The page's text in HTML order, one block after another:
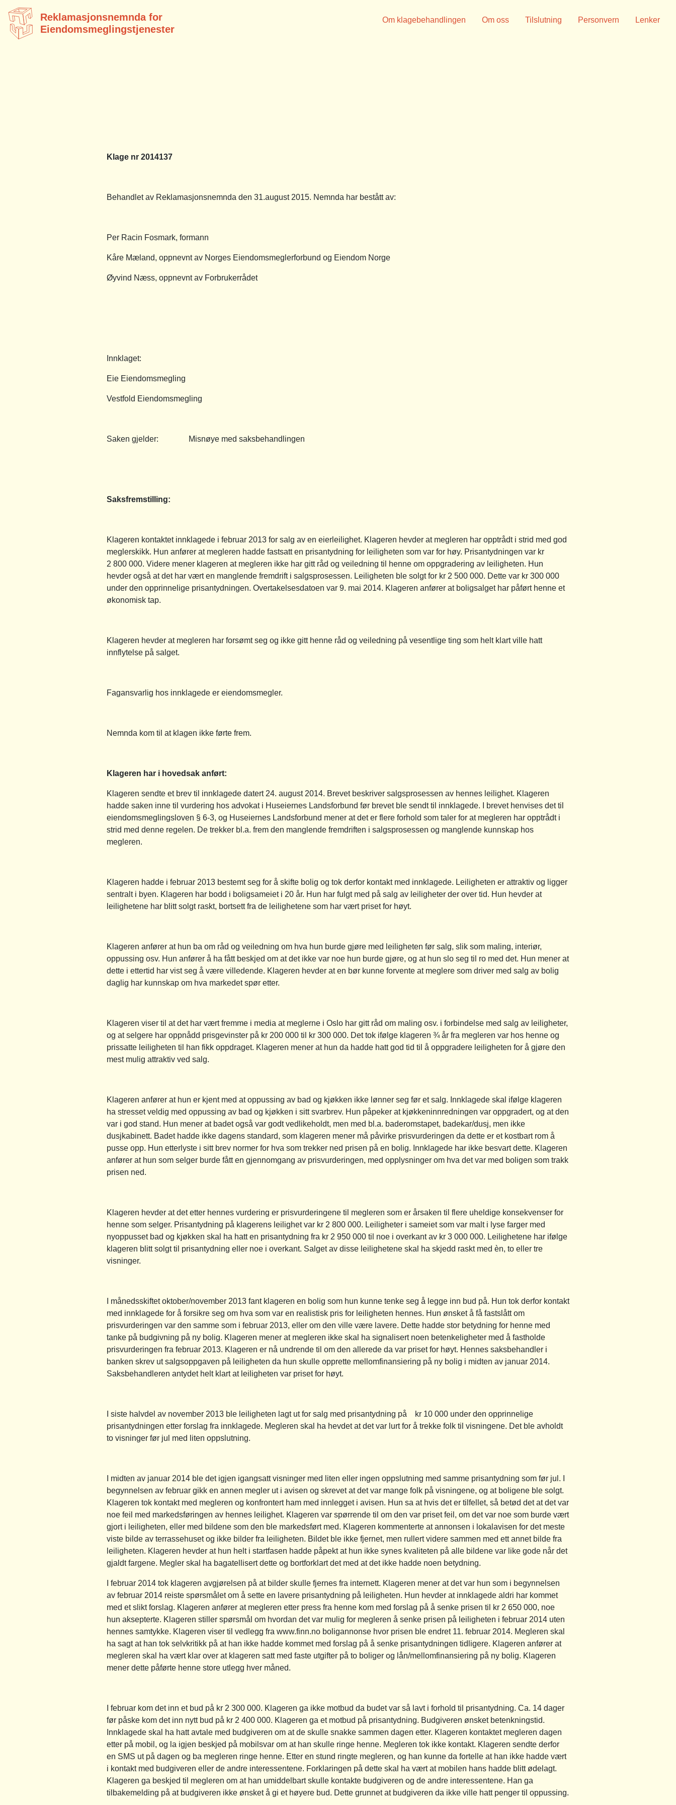
Reklamasjonsnemnda for
Eiendomsmeglingstjenester
Om klagebehandlingen Om oss Tilslutning Personvern Lenker
Klage nr 2014137
Behandlet av Reklamasjonsnemnda den 31.august 2015. Nemnda har bestått av:
Per Racin Fosmark, formann
Kåre Mæland, oppnevnt av Norges Eiendomsmeglerforbund og Eiendom Norge
Øyvind Næss, oppnevnt av Forbrukerrådet
Innklaget:
Eie Eiendomsmegling
Vestfold Eiendomsmegling
Saken gjelder: Misnøye med saksbehandlingen
Saksfremstilling:
Klageren kontaktet innklagede i februar 2013 for salg av en eierleilighet. Klageren hevder at megleren har opptrådt i strid med god
meglerskikk. Hun anfører at megleren hadde fastsatt en prisantydning for leiligheten som var for høy. Prisantydningen var kr
2 800 000. Videre mener klageren at megleren ikke har gitt råd og veiledning til henne om oppgradering av leiligheten. Hun
hevder også at det har vært en manglende fremdrift i salgsprosessen. Leiligheten ble solgt for kr 2 500 000. Dette var kr 300 000
under den opprinnelige prisantydningen. Overtakelsesdatoen var 9. mai 2014. Klageren anfører at boligsalget har påført henne et
økonomisk tap.
Klageren hevder at megleren har forsømt seg og ikke gitt henne råd og veiledning på vesentlige ting som helt klart ville hatt
innflytelse på salget.
Fagansvarlig hos innklagede er eiendomsmegler.
Nemnda kom til at klagen ikke førte frem.
Klageren har i hovedsak anført:
Klageren sendte et brev til innklagede datert 24. august 2014. Brevet beskriver salgsprosessen av hennes leilighet. Klageren
hadde saken inne til vurdering hos advokat i Huseiernes Landsforbund før brevet ble sendt til innklagede. I brevet henvises det til
eiendomsmeglingsloven § 6-3, og Huseiernes Landsforbund mener at det er flere forhold som taler for at megleren har opptrådt i
strid med denne regelen. De trekker bl.a. frem den manglende fremdriften i salgsprosessen og manglende kunnskap hos
megleren.
Klageren hadde i februar 2013 bestemt seg for å skifte bolig og tok derfor kontakt med innklagede. Leiligheten er attraktiv og ligger
sentralt i byen. Klageren har bodd i boligsameiet i 20 år. Hun har fulgt med på salg av leiligheter der over tid. Hun hevder at
leilighetene har blitt solgt raskt, bortsett fra de leilighetene som har vært priset for høyt.
Klageren anfører at hun ba om råd og veiledning om hva hun burde gjøre med leiligheten før salg, slik som maling, interiør,
oppussing osv. Hun anfører å ha fått beskjed om at det ikke var noe hun burde gjøre, og at hun slo seg til ro med det. Hun mener at
dette i ettertid har vist seg å være villedende. Klageren hevder at en bør kunne forvente at meglere som driver med salg av bolig
daglig har kunnskap om hva markedet spør etter.
Klageren viser til at det har vært fremme i media at meglerne i Oslo har gitt råd om maling osv. i forbindelse med salg av leiligheter,
og at selgere har oppnådd prisgevinster på kr 200 000 til kr 300 000. Det tok ifølge klageren ¾ år fra megleren var hos henne og
prissatte leiligheten til han fikk oppdraget. Klageren mener at hun da hadde hatt god tid til å oppgradere leiligheten for å gjøre den
mest mulig attraktiv ved salg.
Klageren anfører at hun er kjent med at oppussing av bad og kjøkken ikke lønner seg før et salg. Innklagede skal ifølge klageren
ha stresset veldig med oppussing av bad og kjøkken i sitt svarbrev. Hun påpeker at kjøkkeninnredningen var oppgradert, og at den
var i god stand. Hun mener at badet også var godt vedlikeholdt, men med bl.a. baderomstapet, badekar/dusj, men ikke
dusjkabinett. Badet hadde ikke dagens standard, som klageren mener må påvirke prisvurderingen da dette er et kostbart rom å
pusse opp. Hun etterlyste i sitt brev normer for hva som trekker ned prisen på en bolig. Innklagede har ikke besvart dette. Klageren
anfører at hun som selger burde fått en gjennomgang av prisvurderingen, med opplysninger om hva det var med boligen som trakk
prisen ned.
Klageren hevder at det etter hennes vurdering er prisvurderingene til megleren som er årsaken til flere uheldige konsekvenser for
henne som selger. Prisantydning på klagerens leilighet var kr 2 800 000. Leiligheter i sameiet som var malt i lyse farger med
nyoppusset bad og kjøkken skal ha hatt en prisantydning fra kr 2 950 000 til noe i overkant av kr 3 000 000. Leilighetene har ifølge
klageren blitt solgt til prisantydning eller noe i overkant. Salget av disse leilighetene skal ha skjedd raskt med èn, to eller tre
visninger.
I månedsskiftet oktober/november 2013 fant klageren en bolig som hun kunne tenke seg å legge inn bud på. Hun tok derfor kontakt
med innklagede for å forsikre seg om hva som var en realistisk pris for leiligheten hennes. Hun ønsket å få fastslått om
prisvurderingen var den samme som i februar 2013, eller om den ville være lavere. Dette hadde stor betydning for henne med
tanke på budgivning på ny bolig. Klageren mener at megleren ikke skal ha signalisert noen betenkeligheter med å fastholde
prisvurderingen fra februar 2013. Klageren er nå undrende til om den allerede da var priset for høyt. Hennes saksbehandler i
banken skrev ut salgsoppgaven på leiligheten da hun skulle opprette mellomfinansiering på ny bolig i midten av januar 2014.
Saksbehandleren antydet helt klart at leiligheten var priset for høyt.
I siste halvdel av november 2013 ble leiligheten lagt ut for salg med prisantydning på kr 10 000 under den opprinnelige
prisantydningen etter forslag fra innklagede. Megleren skal ha hevdet at det var lurt for å trekke folk til visningene. Det ble avholdt
to visninger før jul med liten oppslutning.
I midten av januar 2014 ble det igjen igangsatt visninger med liten eller ingen oppslutning med samme prisantydning som før jul. I
begynnelsen av februar gikk en annen megler ut i avisen og skrevet at det var mange folk på visningene, og at boligene ble solgt.
Klageren tok kontakt med megleren og konfrontert ham med innlegget i avisen. Hun sa at hvis det er tilfellet, så betød det at det var
noe feil med markedsføringen av hennes leilighet. Klageren var spørrende til om den var priset feil, om det var noe som burde vært
gjort i leiligheten, eller med bildene som den ble markedsført med. Klageren kommenterte at annonsen i lokalavisen for det meste
viste bilde av terrassehuset og ikke bilder fra leiligheten. Bildet ble ikke fjernet, men rullert videre sammen med ett annet bilde fra
leiligheten. Klageren hevder at hun helt i startfasen hadde påpekt at hun ikke synes kvaliteten på alle bildene var like gode når det
gjaldt fargene. Megler skal ha bagatellisert dette og bortforklart det med at det ikke hadde noen betydning.
I februar 2014 tok klageren avgjørelsen på at bilder skulle fjernes fra internett. Klageren mener at det var hun som i begynnelsen
av februar 2014 reiste spørsmålet om å sette en lavere prisantydning på leiligheten. Hun hevder at innklagede aldri har kommet
med et slikt forslag. Klageren anfører at megleren etter press fra henne kom med forslag på å senke prisen til kr 2 650 000, noe
hun aksepterte. Klageren stiller spørsmål om hvordan det var mulig for megleren å senke prisen på leiligheten i februar 2014 uten
hennes samtykke. Klageren viser til vedlegg fra www.finn.no boligannonse hvor prisen ble endret 11. februar 2014. Megleren skal
ha sagt at han tok selvkritikk på at han ikke hadde kommet med forslag på å senke prisantydningen tidligere. Klageren anfører at
megleren skal ha vært klar over at klageren satt med faste utgifter på to boliger og lån/mellomfinansiering på ny bolig. Klageren
mener dette påførte henne store utlegg hver måned.
I februar kom det inn et bud på kr 2 300 000. Klageren ga ikke motbud da budet var så lavt i forhold til prisantydning. Ca. 14 dager
før påske kom det inn nytt bud på kr 2 400 000. Klageren ga et motbud på prisantydning. Budgiveren ønsket betenkningstid.
Innklagede skal ha hatt avtale med budgiveren om at de skulle snakke sammen dagen etter. Klageren kontaktet megleren dagen
etter på mobil, og la igjen beskjed på mobilsvar om at han skulle ringe henne. Megleren tok ikke kontakt. Klageren sendte derfor
en SMS ut på dagen og ba megleren ringe henne. Etter en stund ringte megleren, og han kunne da fortelle at han ikke hadde vært
i kontakt med budgiveren eller de andre interessentene. Forklaringen på dette skal ha vært at mobilen hans hadde blitt ødelagt.
Klageren ga beskjed til megleren om at han umiddelbart skulle kontakte budgiveren og de andre interessentene. Han ga
tilbakemelding på at budgiveren ikke ønsket å gi et høyere bud. Dette grunnet at budgiveren da ikke ville hatt penger til oppussing.